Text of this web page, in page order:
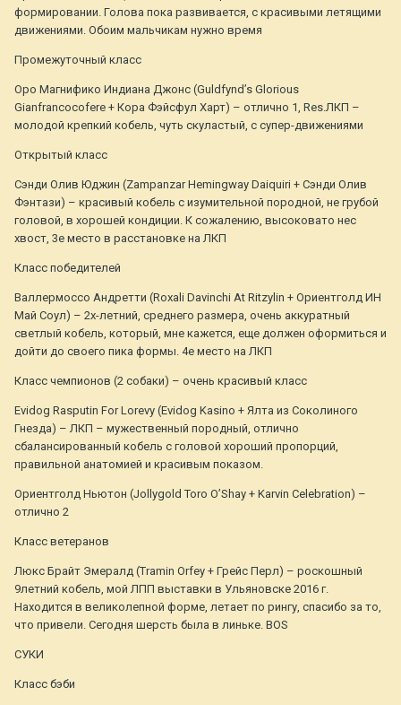
формировании. Голова пока развивается, с красивыми летящими
движениями. Обоим мальчикам нужно время
Промежуточный класс
Оро Магнифико Индиана Джонс (Guldfynd’s Glorious
Gianfrancocofere + Кора Фэйсфул Харт) – отлично 1, Res.ЛКП –
молодой крепкий кобель, чуть скуластый, с супер-движениями
Открытый класс
Сэнди Олив Юджин (Zampanzar Hemingway Daiquiri + Сэнди Олив
Фэнтази) – красивый кобель с изумительной породной, не грубой
головой, в хорошей кондиции. К сожалению, высоковато нес
хвост, 3е место в расстановке на ЛКП
Класс победителей
Валлермоссо Андретти (Roxali Davinchi At Ritzylin + Ориентголд ИН
Май Соул) – 2х-летний, среднего размера, очень аккуратный
светлый кобель, который, мне кажется, еще должен оформиться и
дойти до своего пика формы. 4е место на ЛКП
Класс чемпионов (2 собаки) – очень красивый класс
Evidog Rasputin For Lorevy (Evidog Kasino + Ялта из Соколиного
Гнезда) – ЛКП – мужественный породный, отлично
сбалансированный кобель с головой хороший пропорций,
правильной анатомией и красивым показом.
Ориентголд Ньютон (Jollygold Toro O’Shay + Karvin Celebration) –
отлично 2
Класс ветеранов
Люкс Брайт Эмералд (Tramin Orfey + Грейс Перл) – роскошный
9летний кобель, мой ЛПП выставки в Ульяновске 2016 г.
Находится в великолепной форме, летает по рингу, спасибо за то,
что привели. Сегодня шерсть была в линьке. BOS
СУКИ
Класс бэби